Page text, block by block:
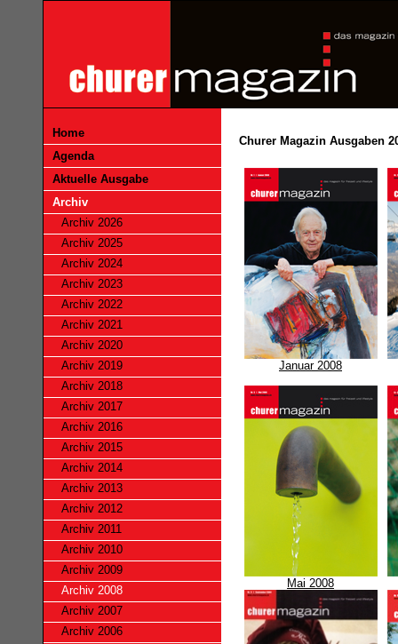
Home
Agenda
Aktuelle Ausgabe
Archiv
Archiv 2026
Archiv 2025
Archiv 2024
Archiv 2023
Archiv 2022
Archiv 2021
Archiv 2020
Archiv 2019
Archiv 2018
Archiv 2017
Archiv 2016
Archiv 2015
Archiv 2014
Archiv 2013
Archiv 2012
Archiv 2011
Archiv 2010
Archiv 2009
Archiv 2008
Archiv 2007
Archiv 2006
Churer Magazin Ausgaben
Januar 2008
Mai 2008